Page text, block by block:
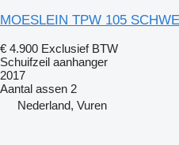
MOESLEIN TPW 105
€ 4.900 Exclusief BTW
Schuifzeil aanhanger
2017
Aantal assen 2
Nederland, Vuren